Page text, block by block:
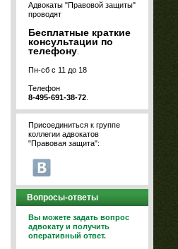
Адвокаты "Правовой защиты"
проводят
Бесплатные краткие
консультации по
телефону
Пн-сб с 11 до 18
Телефон
8-495-691-38-72
Присоединиться к группе
коллегии адвокатов
"Правовая защита":
Вопросы-ответы
Вы можете задать вопрос
адвокату и получить
оперативный ответ.